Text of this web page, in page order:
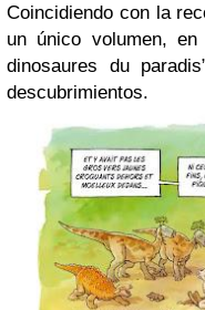
Coincidiendo con la
un único volumen,
dinosaures du
descubrimientos.